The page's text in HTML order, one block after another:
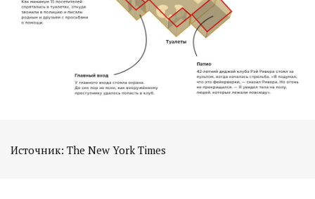
Источник: The New York Times